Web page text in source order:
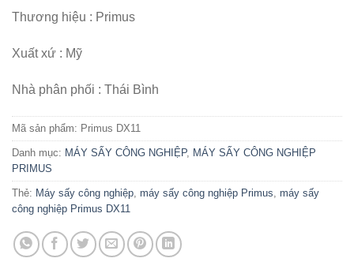
Thương hiệu : Primus
Xuất xứ : Mỹ
Nhà phân phối : Thái Bình
Mã sản phẩm: Primus DX11
Danh mục: MÁY SẤY CÔNG NGHIỆP, MÁY SẤY CÔNG NGHIỆP
PRIMUS
Thẻ: Máy sấy công nghiệp máy sấy công nghiệp Primus máy sấy
công nghiệp Primus DX11